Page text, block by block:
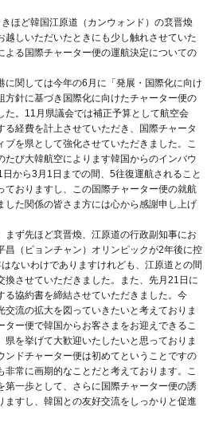
ほど韓国江原道（カンウォンド）の裵晋煥
越しいただいたときにも少し触れさせていた
よる国際チャーター便の運航決定についての
関しては今年の6月に「発展・国際化に向け
方針に基づき国際化に向けたチャーター便の
た。11月県議会では補正予算として航空会
経費を計上させていただき、国際チャータ
ブを県として強化させていただきました。こ
たび大韓航空によります韓国からのインバウ
から3月1日までの間、5往復運航されること
ておりますし、この国際チャーター便の就航
した関係の皆さま方には心から感謝申し上げ
ず先ほど裵晋煥、江原道の行政副知事にお
昌（ピョンチャン）オリンピックが2年後に控
ないわけでありますけれども、江原道との間
換させていただきました。また、先月21日に
る協約書を締結させていただきました。今
流の拡大を図っていきたいと考えておりま
ー便で韓国からお客さまをお迎えできるこ
県を挙げて大歓迎いたしたいと思っておりま
ンドチャーター便は初めてということですの
常に画期的なことだと考えております。こ
第一歩として、さらに国際チャーター便の誘
ますし、韓国との友好交流をしっかりと促進